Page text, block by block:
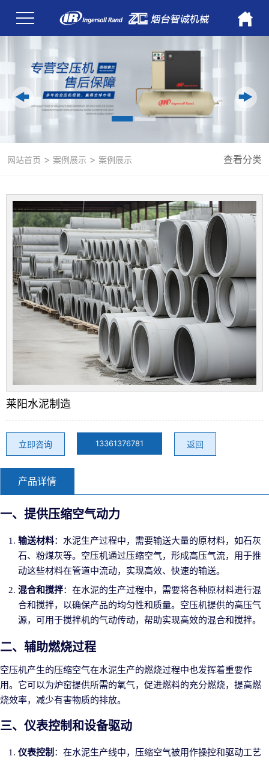
网站首页 > 案例展示 > 案例展示 查看分类
莱阳水泥制造
立即咨询 13361376781 返回
产品详情
一、提供压缩空气动力
输送材料：水泥生产过程中，需要输送大量的原材料，如石灰
石、粉煤灰等。空压机通过压缩空气，形成高压气流，用于推
动这些材料在管道中流动，实现高效、快速的输送。
混合和搅拌：在水泥的生产过程中，需要将各种原材料进行混
合和搅拌，以确保产品的均匀性和质量。空压机提供的高压气
源，可用于搅拌机的气动传动，帮助实现高效的混合和搅拌。
二、辅助燃烧过程
空压机产生的压缩空气在水泥生产的燃烧过程中也发挥着重要作
用。它可以为炉窑提供所需的氧气，促进燃料的充分燃烧，提高燃
烧效率，减少有害物质的排放。
三、仪表控制和设备驱动
仪表控制 ：在水泥生产线中，压缩空气被用作操控和驱动工艺